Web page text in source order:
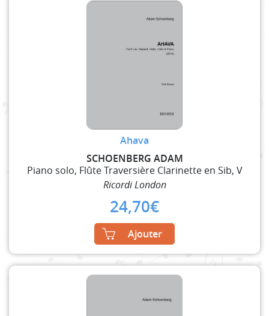
Ahava
SCHOENBERG ADAM
Piano solo, Flûte Traversière Clarinette en Sib, V
Ricordi London
24,70€
Ajouter